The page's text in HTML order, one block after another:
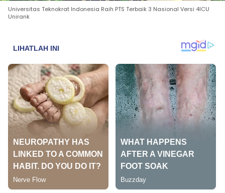
Universitas Teknokrat Indonesia Raih PTS Terbaik 3 Nasional Versi 4ICU
Unirank